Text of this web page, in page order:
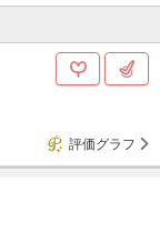
評価グラフ